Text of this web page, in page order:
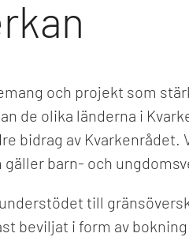
och projekt som
de olika länderna i
bidrag av Kvarkenrådet.
gäller barn- och
till
beviljat i form av